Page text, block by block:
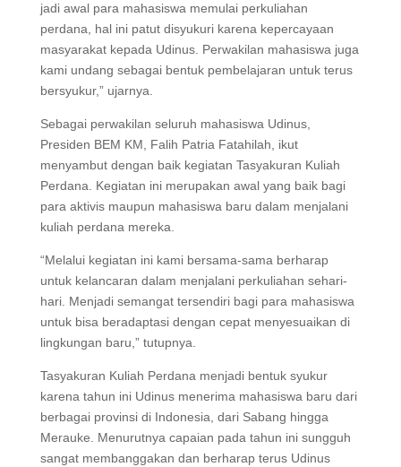
jadi awal para mahasiswa memulai perkuliahan
perdana, hal ini patut disyukuri karena kepercayaan
masyarakat kepada Udinus. Perwakilan mahasiswa juga
kami undang sebagai bentuk pembelajaran untuk terus
bersyukur,” ujarnya.
Sebagai perwakilan seluruh mahasiswa Udinus,
Presiden BEM KM, Falih Patria Fatahilah, ikut
menyambut dengan baik kegiatan Tasyakuran Kuliah
Perdana. Kegiatan ini merupakan awal yang baik bagi
para aktivis maupun mahasiswa baru dalam menjalani
kuliah perdana mereka.
“Melalui kegiatan ini kami bersama-sama berharap
untuk kelancaran dalam menjalani perkuliahan sehari-
hari. Menjadi semangat tersendiri bagi para mahasiswa
untuk bisa beradaptasi dengan cepat menyesuaikan di
lingkungan baru,” tutupnya.
Tasyakuran Kuliah Perdana menjadi bentuk syukur
karena tahun ini Udinus menerima mahasiswa baru dari
berbagai provinsi di Indonesia, dari Sabang hingga
Merauke. Menurutnya capaian pada tahun ini sungguh
sangat membanggakan dan berharap terus Udinus